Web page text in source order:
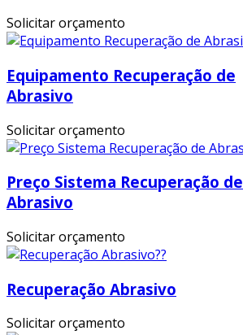
Solicitar orçamento
Equipamento Recuperação de
Abrasivo
Solicitar orçamento
Preço Sistema Recuperação de
Abrasivo
Solicitar orçamento
Recuperação Abrasivo
Solicitar orçamento